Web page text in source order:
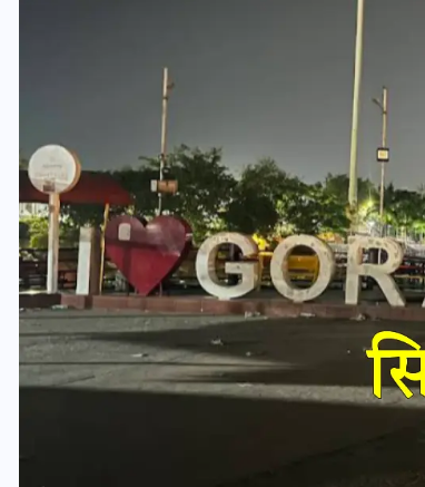
वोटर लिस्ट पुनरीक्षण
हुआ बदलाव, देखें नई तारीखों
पूरी लिस्ट